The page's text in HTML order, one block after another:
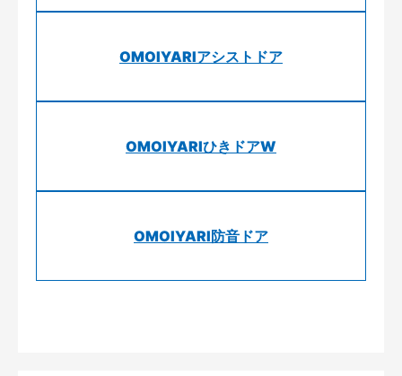
OMOIYARIアシストドア
OMOIYARIひきドアW
OMOIYARI防音ドア